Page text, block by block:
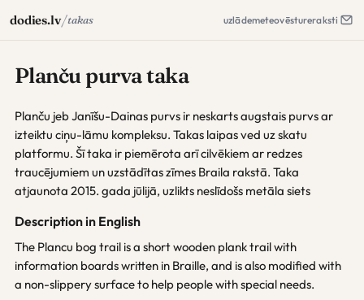
dodies.lv/takas uzlādemeteovēstureraksti
Planču purva taka
Planču jeb Janīšu-Dainas purvs ir neskarts augstais purvs ar
izteiktu ciņu-lāmu kompleksu. Takas laipas ved uz skatu
platformu. Šī taka ir piemērota arī cilvēkiem ar redzes
traucējumiem un uzstādītas zīmes Braila rakstā. Taka
atjaunota 2015. gada jūlijā, uzlikts neslīdošs metāla siets
Description in English
The Plancu bog trail is a short wooden plank trail with
information boards written in Braille, and is also modified with
a non-slippery surface to help people with special needs.